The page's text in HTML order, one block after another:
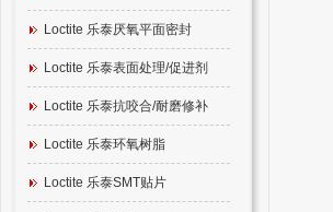
Loctite 乐泰厌氧平面密封
Loctite 乐泰表面处理/促进剂
Loctite 乐泰抗咬合/耐磨修补
Loctite 乐泰环氧树脂
Loctite 乐泰SMT贴片